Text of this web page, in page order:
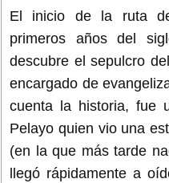
El inicio de la ruta
primeros años del
descubre el sepulcro
encargado de
cuenta la historia, fue
Pelayo quien vio una
(en la que más tarde
llegó rápidamente a